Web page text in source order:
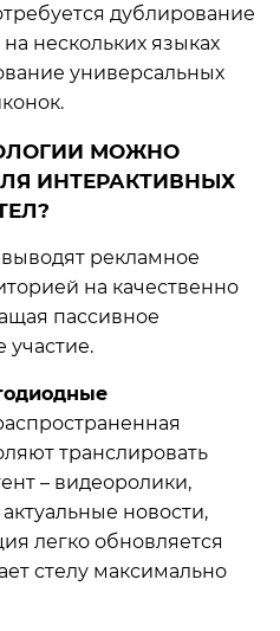
дублирование
нескольких языках
универсальных
МОЖНО
ИНТЕРАКТИВНЫХ
рекламное
на качественно
пассивное
участие.
транслировать
– видеоролики,
новости,
легко обновляется
стелу максимально